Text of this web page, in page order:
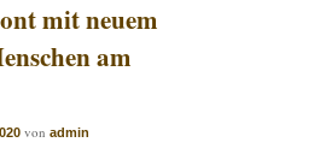
mit neuem
am
vonadmin